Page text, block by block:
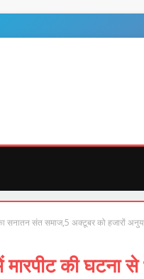
संत समाज,5 अक्टूबर को हजारों
की घटना